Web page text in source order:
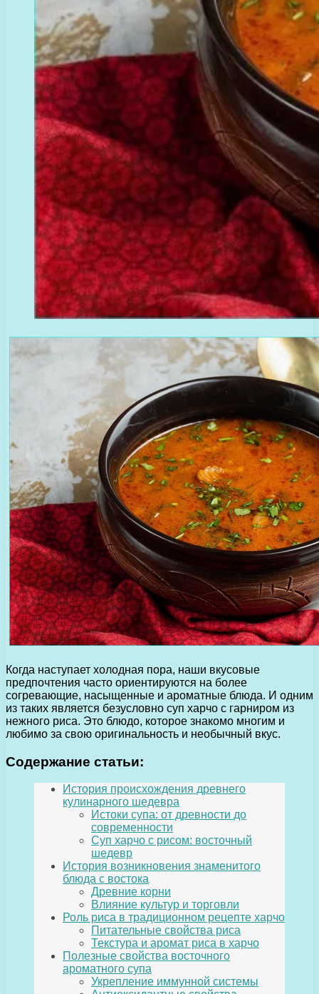
Когда наступает холодная пора, наши вкусовые
предпочтения часто ориентируются на более
согревающие, насыщенные и ароматные блюда. И одним
из таких является безусловно суп харчо с гарниром из
нежного риса. Это блюдо, которое знакомо многим и
любимо за свою оригинальность и необычный вкус.
Содержание статьи:
История происхождения древнего
кулинарного шедевра
Истоки супа: от древности до
современности
Суп харчо с рисом: восточный
шедевр
История возникновения знаменитого
блюда с востока
Древние корни
Влияние культур и торговли
Роль риса в традиционном рецепте харчо
Питательные свойства риса
Текстура и аромат риса в харчо
Полезные свойства восточного
ароматного супа
Укрепление иммунной системы